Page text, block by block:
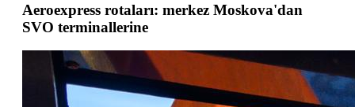
Aeroexpress rotaları: merkez Moskova'dan
SVO terminallerine